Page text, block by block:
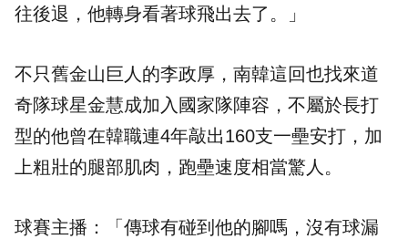
往後退，他轉身看著球飛出去了。」
不只舊金山巨人的李政厚，南韓這回也找來道
奇隊球星金慧成加入國家隊陣容，不屬於長打
型的他曾在韓職連4年敲出160支一壘安打，加
上粗壯的腿部肌肉，跑壘速度相當驚人。
球賽主播：「傳球有碰到他的腳嗎，沒有球漏